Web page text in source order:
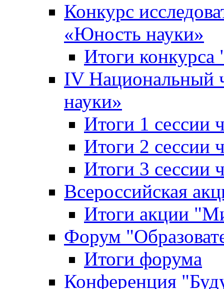
Конкурс
«Юность науки»
Итоги
IV
науки»
Итоги 1 сессии
Итоги 2 сессии
Итоги 3 сессии
Всероссийская
Итоги акции
Форум
Итоги форума
Конференция